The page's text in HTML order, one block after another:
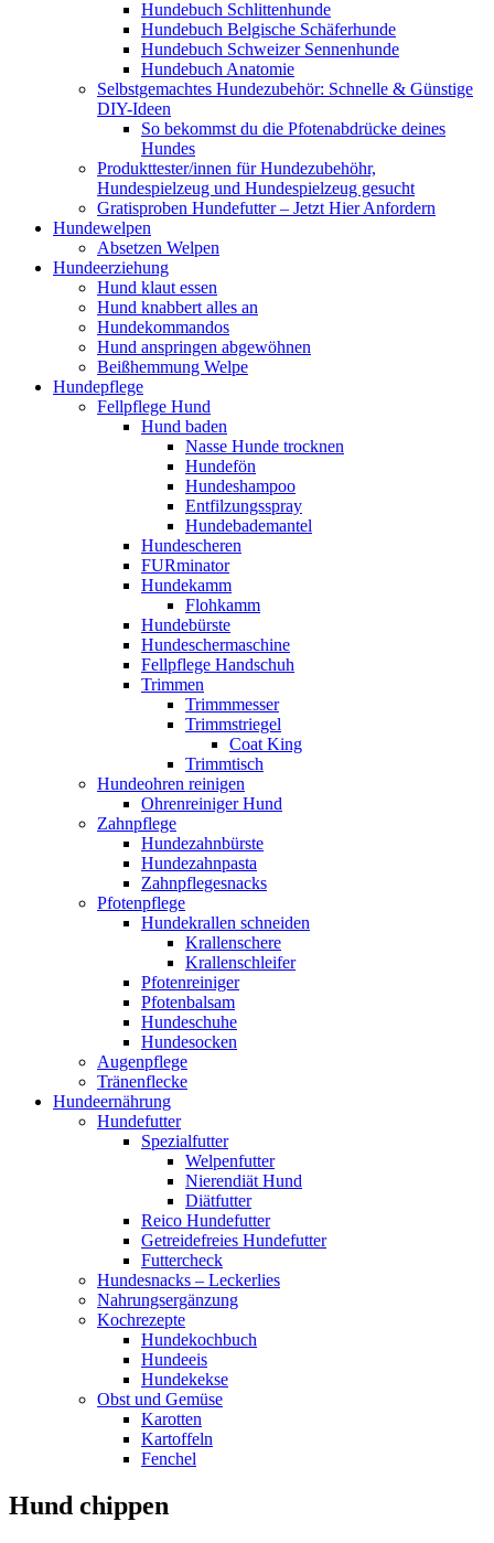
Hundebuch Schlittenhunde
Hundebuch Belgische Schäferhunde
Hundebuch Schweizer Sennenhunde
Hundebuch Anatomie
Selbstgemachtes Hundezubehör: Schnelle & Günstige
DIY-Ideen
So bekommst du die Pfotenabdrücke deines
Hundes
Produkttester/innen für Hundezubehöhr,
Hundespielzeug und Hundespielzeug gesucht
Gratisproben Hundefutter – Jetzt Hier Anfordern
Hundewelpen
Absetzen Welpen
Hundeerziehung
Hund klaut essen
Hund knabbert alles an
Hundekommandos
Hund anspringen abgewöhnen
Beißhemmung Welpe
Hundepflege
Fellpflege Hund
Hund baden
Nasse Hunde trocknen
Hundefön
Hundeshampoo
Entfilzungsspray
Hundebademantel
Hundescheren
FURminator
Hundekamm
Flohkamm
Hundebürste
Hundeschermaschine
Fellpflege Handschuh
Trimmen
Trimmmesser
Trimmstriegel
Coat King
Trimmtisch
Hundeohren reinigen
Ohrenreiniger Hund
Zahnpflege
Hundezahnbürste
Hundezahnpasta
Zahnpflegesnacks
Pfotenpflege
Hundekrallen schneiden
Krallenschere
Krallenschleifer
Pfotenreiniger
Pfotenbalsam
Hundeschuhe
Hundesocken
Augenpflege
Tränenflecke
Hundeernährung
Hundefutter
Spezialfutter
Welpenfutter
Nierendiät Hund
Diätfutter
Reico Hundefutter
Getreidefreies Hundefutter
Futtercheck
Hundesnacks – Leckerlies
Nahrungsergänzung
Kochrezepte
Hundekochbuch
Hundeeis
Hundekekse
Obst und Gemüse
Karotten
Kartoffeln
Fenchel
Hund chippen